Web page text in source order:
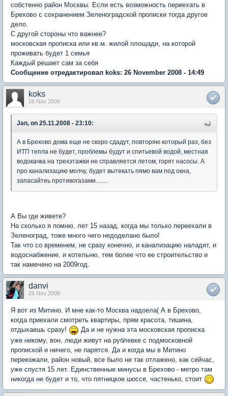
собстенно район Москвы. Если есть возможность переехать в
Брехово с сохранением Зеленоградской прописки тогда другое
дело.
С другой стороны что важнее?
московская прописка или кв.м. жилой площади, на которой
проживать будет 1 семья
Каждый решает сам за себя
Сообщение отредактировал koks: 26 November 2008 - 14:49
koks
26 Nov 2008
Jan, on 25.11.2008 - 23:10:
А в Брехово дома еще не скоро сдадут, повторяю который раз, без
ИТП тепла не будет, проблемы будут и спитьевой водой, местная
водокачка на трехэтажки не справляется летом, горят насосы. А
про канализацию молчу, будет вытекать пямо вам под окна,
запасайтеь противогазами........
А Вы где живете?
На сколько я помню, лет 15 назад, когда мы только переехали в
Зеленоград, тоже много чего недоделано было!
Так что со временем, не сразу конечно, и канализацию наладят, и
водоснабжение, и котельню, тем более что ее строительство и
так намечено на 2009год.
danvi
26 Nov 2008
Я вот из Митино. И мне как-то Москва надоела( А в Брехово,
когда приехали смотреть квартиры, прям красота, тишина,
отдыхаешь сразу!
Да и не нужна эта московская прописка
уже никому, вон, люди живут на рублевке с подмосковной
пропиской и ничего, не парятся. Да и когда мы в Митино
переезжали, район новый, все было не так отлажено, как сейчас,
уже спустя 15 лет. Единственные минусы в Брехово - метро там
никогда не будет и то, что пятницкое шоссе, частенько, стоит